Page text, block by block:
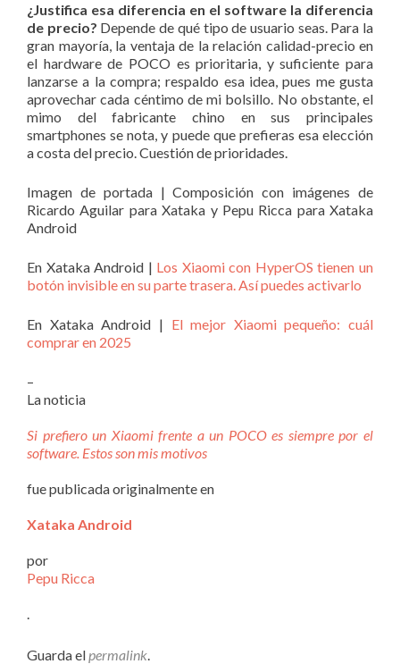
¿Justifica esa diferencia en el software la diferencia
de precio? Depende de qué tipo de usuario seas. Para la
gran mayoría, la ventaja de la relación calidad-precio en
el hardware de POCO es prioritaria, y suficiente para
lanzarse a la compra; respaldo esa idea, pues me gusta
aprovechar cada céntimo de mi bolsillo. No obstante, el
mimo del fabricante chino en sus principales
smartphones se nota, y puede que prefieras esa elección
a costa del precio. Cuestión de prioridades.
Imagen de portada | Composición con imágenes de
Ricardo Aguilar para Xataka y Pepu Ricca para Xataka
Android
En Xataka Android | Los Xiaomi con HyperOS tienen un
botón invisible en su parte trasera. Así puedes activarlo
En Xataka Android | El mejor Xiaomi pequeño: cuál
comprar en 2025
–
La noticia
Si prefiero un Xiaomi frente a un POCO es siempre por el
software. Estos son mis motivos
fue publicada originalmente en
Xataka Android
por
Pepu Ricca
.
Guarda elpermalink.